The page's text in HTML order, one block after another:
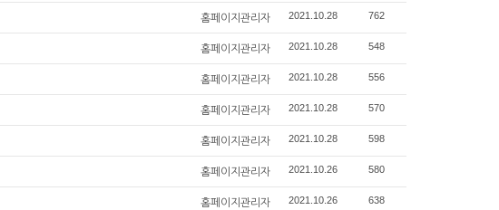
홈페이지관리자 2021.10.28 762
홈페이지관리자 2021.10.28 548
홈페이지관리자 2021.10.28 556
홈페이지관리자 2021.10.28 570
홈페이지관리자 2021.10.28 598
홈페이지관리자 2021.10.26 580
홈페이지관리자 2021.10.26 638